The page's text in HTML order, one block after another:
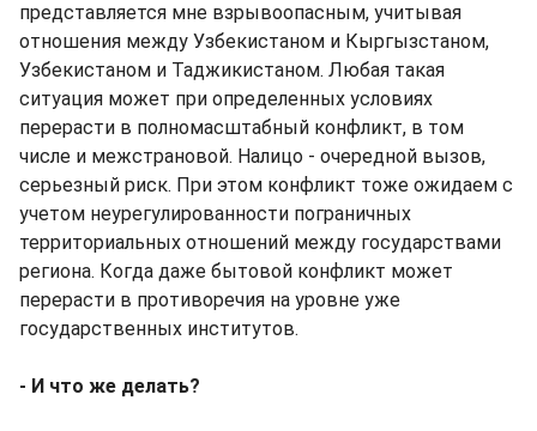
представляется мне взрывоопасным, учитывая
отношения между Узбекистаном и Кыргызстаном,
Узбекистаном и Таджикистаном. Любая такая
ситуация может при определенных условиях
перерасти в полномасштабный конфликт, в том
числе и межстрановой. Налицо - очередной вызов,
серьезный риск. При этом конфликт тоже ожидаем с
учетом неурегулированности пограничных
территориальных отношений между государствами
региона. Когда даже бытовой конфликт может
перерасти в противоречия на уровне уже
государственных институтов.
- И что же делать?